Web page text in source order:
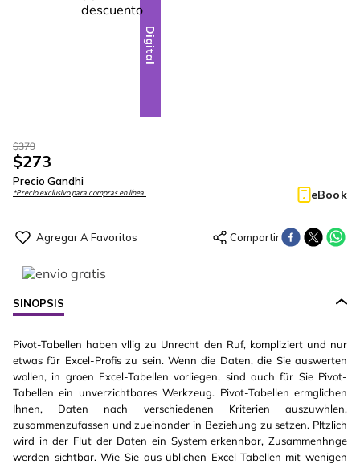
Digital
$379
$273
Precio Gandhi
*Precio exclusivo para compras en línea. eBook
SINOPSIS
Pivot-Tabellen haben vllig zu Unrecht den Ruf, kompliziert und nur
etwas für Excel-Profis zu sein. Wenn die Daten, die Sie auswerten
wollen, in groen Excel-Tabellen vorliegen, sind auch für Sie Pivot-
Tabellen ein unverzichtbares Werkzeug. Pivot-Tabellen ermglichen
Ihnen, Daten nach verschiedenen Kriterien auszuwhlen,
zusammenzufassen und zueinander in Beziehung zu setzen. Pltzlich
wird in der Flut der Daten ein System erkennbar, Zusammenhnge
werden sichtbar. Wie Sie aus üblichen Excel-Tabellen mit wenigen